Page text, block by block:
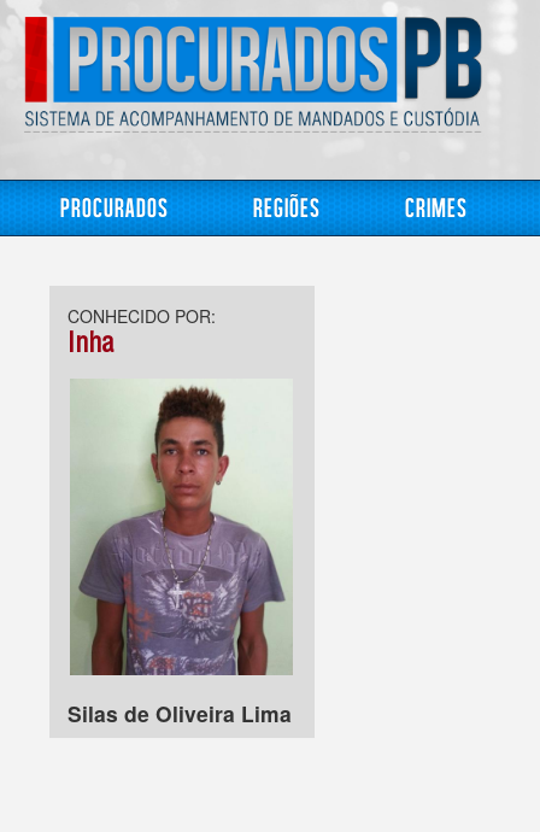
Procurados Regiões Crimes
CONHECIDO POR:
Inha
Silas de Oliveira Lima